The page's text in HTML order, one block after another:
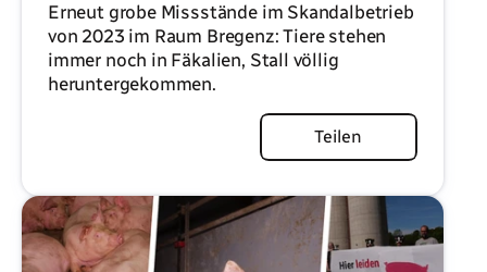
Erneut grobe Missstände im Skandalbetrieb
von 2023 im Raum Bregenz: Tiere stehen
immer noch in Fäkalien, Stall völlig
heruntergekommen.
Teilen